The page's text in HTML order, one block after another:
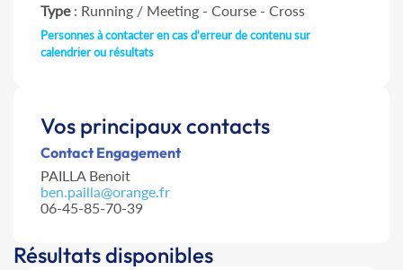
Type: Running / Meeting - Course - Cross
Personnes à contacter en cas d'erreur de contenu sur
calendrier ou résultats
Vos principaux contacts
Contact Engagement
PAILLA Benoit
ben.pailla@orange.fr
06-45-85-70-39
Résultats disponibles